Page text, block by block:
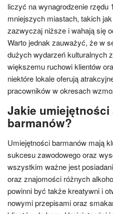
liczyć na wynagrodzenie rzędu
mniejszych miastach, takich
zazwyczaj niższe i wahają się
Warto jednak zauważyć, że w
dużych wydarzeń kulturalnych
większemu ruchowi klientów
niektóre lokale oferują
pracowników w okresach
Jakie umiejętności
barmanów?
Umiejętności barmanów mają
sukcesu zawodowego oraz
wszystkim ważne jest
oraz znajomości różnych
powinni być także kreatywni i
nowymi przepisami oraz